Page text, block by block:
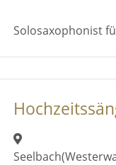
Solosaxophonist